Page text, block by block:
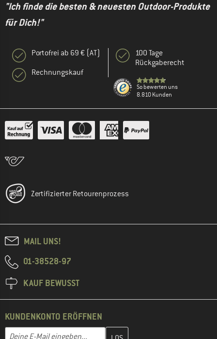
"Ich finde die besten & neuesten Outdoor-Produkte
für Dich!"
Portofrei ab 69 € (AT)
Rechnungskauf
100 Tage
Rückgaberecht
So bewerten uns
8.810 Kunden
Zertifizierter Retourenprozess
MAIL UNS!
01-38528-97
KAUF BEWUSST
KUNDENKONTO ERÖFFNEN
E-Mail-Adresse
Gib hier deine E-Mail-Adresse ein und erstelle im nächsten